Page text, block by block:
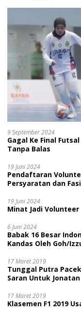
9 September 2024
Gagal Ke Final
Tanpa Balas
19 Juni 2024
Pendaftaran
Persyaratan dan
19 Juni 2024
Minat Jadi Volunteer
6 Juni 2024
Babak 16 Besar
Kandas Oleh Goh/
17 Maret 2019
Tunggal Putra
Saran Untuk
17 Maret 2019
Klasemen F1 2019